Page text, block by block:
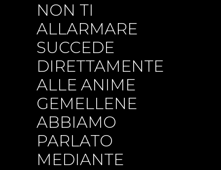
NON TI
ALLARMARE
SUCCEDE
DIRETTAMENTE
ALLE ANIME
GEMELLENE
ABBIAMO
PARLATO
MEDIANTE